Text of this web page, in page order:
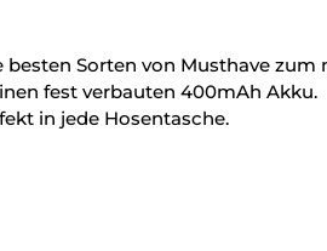
Sorten von Musthave zum
fest verbauten 400mAh Akku.
in jede Hosentasche.